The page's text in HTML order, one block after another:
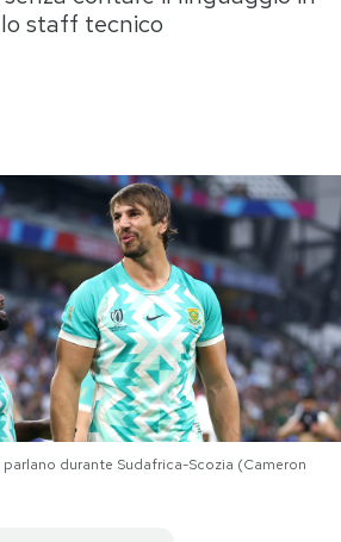
Ok Boomer!
staff tecnico
parlano durante Sudafrica-Scozia (Cameron